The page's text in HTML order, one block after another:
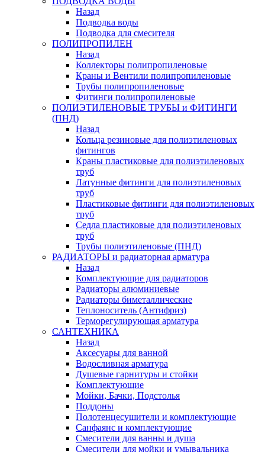
Назад
Подводка воды
Подводка для смесителя
ПОЛИПРОПИЛЕН
Назад
Коллекторы полипропиленовые
Краны и Вентили полипропиленовые
Трубы полипропиленовые
Фитинги полипропиленовые
ПОЛИЭТИЛЕНОВЫЕ ТРУБЫ и ФИТИНГИ
(ПНД)
Назад
Кольца резиновые для полиэтиленовых
фитингов
Краны пластиковые для полиэтиленовых
труб
Латунные фитинги для полиэтиленовых
труб
Пластиковые фитинги для полиэтиленовых
труб
Седла пластиковые для полиэтиленовых
труб
Трубы полиэтиленовые (ПНД)
РАДИАТОРЫ и радиаторная арматура
Назад
Комплектующие для радиаторов
Радиаторы алюминиевые
Радиаторы биметаллические
Теплоноситель (Антифриз)
Терморегулирующая арматура
САНТЕХНИКА
Назад
Аксесуары для ванной
Водосливная арматура
Душевые гарнитуры и стойки
Комплектующие
Мойки, Бачки, Подстолья
Поддоны
Полотенцесушители и комплектующие
Санфаянс и комплектующие
Смесители для ванны и душа
Смесители для мойки и умывальника